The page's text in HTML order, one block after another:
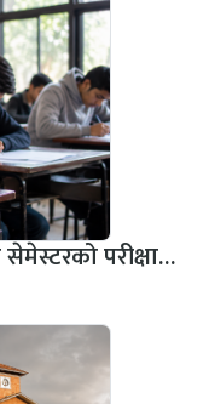
सेमेस्टरको परीक्षा…